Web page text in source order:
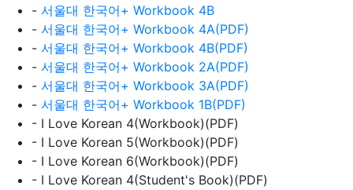
- 서울대 한국어+ Workbook 4B
- 서울대 한국어+ Workbook 4A(PDF)
- 서울대 한국어+ Workbook 4B(PDF)
- 서울대 한국어+ Workbook 2A(PDF)
- 서울대 한국어+ Workbook 3A(PDF)
- 서울대 한국어+ Workbook 1B(PDF)
- I Love Korean 4(Workbook)(PDF)
- I Love Korean 5(Workbook)(PDF)
- I Love Korean 6(Workbook)(PDF)
- I Love Korean 4(Student's Book)(PDF)